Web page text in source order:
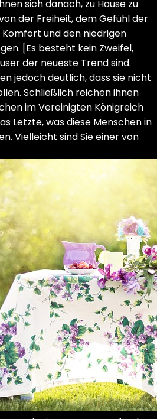
sich danach, zu Hause zu
der Freiheit, dem Gefühl der
und den niedrigen
[Es besteht kein Zweifel,
der neueste Trend sind.
jedoch deutlich, dass sie nicht
Schließlich reichen ihnen
im Vereinigten Königreich
Letzte, was diese Menschen in
Vielleicht sind Sie einer von